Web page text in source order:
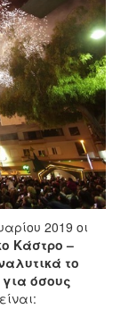
2019 οι
Κάστρο –
το
όσους